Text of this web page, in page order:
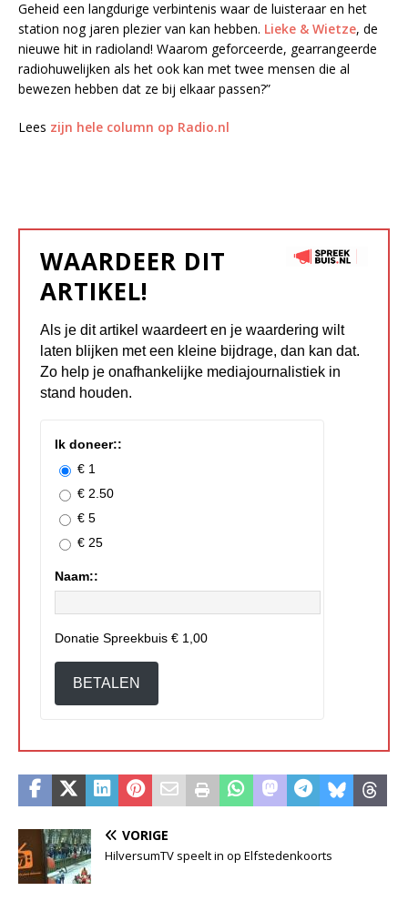
Geheid een langdurige verbintenis waar de luisteraar en het
station nog jaren plezier van kan hebben. Lieke & Wietze, de
nieuwe hit in radioland! Waarom geforceerde, gearrangeerde
radiohuwelijken als het ook kan met twee mensen die al
bewezen hebben dat ze bij elkaar passen?”
Lees zijn hele column op Radio.nl
WAARDEER DIT
ARTIKEL!
Als je dit artikel waardeert en je waardering wilt
laten blijken met een kleine bijdrage, dan kan dat.
Zo help je onafhankelijke mediajournalistiek in
stand houden.
Ik doneer::
€ 1
€ 2.50
€ 5
€ 25
Naam::
Donatie Spreekbuis € 1,00
BETALEN
VORIGE
HilversumTV speelt in op Elfstedenkoorts